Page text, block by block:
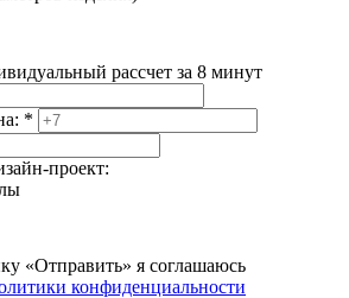
рассчет за 8 минут
*
проект:
«Отправить» я соглашаюсь
конфиденциальности